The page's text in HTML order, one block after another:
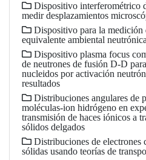
Dispositivo interferométrico
medir desplazamientos
Dispositivo para la medición
equivalente ambiental neutrónica
Dispositivo plasma focus
de neutrones de fusión D-D
nucleidos por activación
resultados
Distribuciones angulares de
moléculas-ion hidrógeno en
transmisión de haces iónicos a
sólidos delgados
Distribuciones de electrones
sólidas usando teorías de